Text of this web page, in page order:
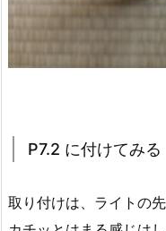
P7.2 に付けてみる
取り付けは、ライトの